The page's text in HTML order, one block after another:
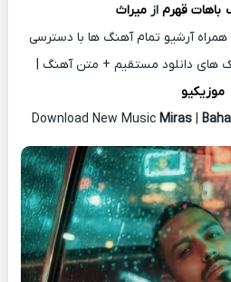
باهات قهرم از میراث
آرشیو تمام آهنگ ها با دسترسی
های دانلود مستقیم + متن آهنگ |
موزیکیو
Download New Music Miras |